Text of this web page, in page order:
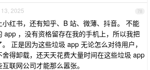
78
2025
红书，还有知乎、B 站、微薄、抖音。 不能
app ，没有资格留存在我的手机上，所以我把
正是因为这些垃圾 app 无论怎么对待用户，
得卸载，还天天花费大量时间在这些垃圾 app
互联网公司才能那么嚣张。